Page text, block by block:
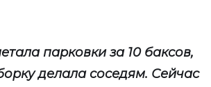
парковки за 10 баксов,
делала соседям. Сейчас